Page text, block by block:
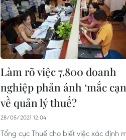
Làm rõ việc 7.800 doanh
nghiệp phản ánh ‘mắc
về quản lý thuế?
28/05/2021 12:04
Tổng cục Thuế cho biết việc xác định